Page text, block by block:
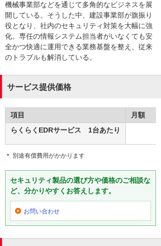
機械事業部などを通じて多角的なビジネスを展
開している。そうした中、建設事業部が旗振り
役となり、社内のセキュリティ対策を大幅に強
化。専任の情報システム担当者がいなくても安
全かつ快適に運用できる業務基盤を整え、従来
のトラブルも解消している。
サービス提供価格
項目
月額
らくらくEDRサービス 1台あたり
＊ 別途有償費用がかかります
セキュリティ製品の選び方や価格のご相談な
ど、分かりやすくお答えします。
お問い合わせ